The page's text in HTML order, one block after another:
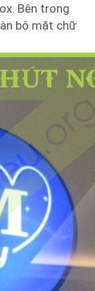
Bên trong
bộ mặt chữ